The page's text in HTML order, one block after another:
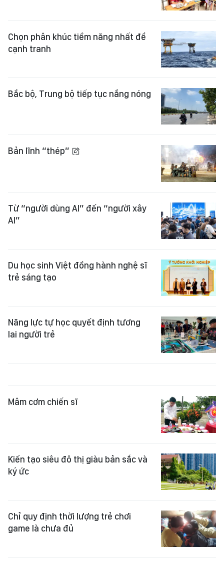
Chọn phân khúc tiềm năng nhất để
cạnh tranh
Bắc bộ, Trung bộ tiếp tục nắng nóng
Bản lĩnh “thép”
Từ “người dùng AI” đến “người xây
AI”
Du học sinh Việt đồng hành nghệ sĩ
trẻ sáng tạo
Năng lực tự học quyết định tương
lai người trẻ
Mâm cơm chiến sĩ
Kiến tạo siêu đô thị giàu bản sắc và
ký ức
Chỉ quy định thời lượng trẻ chơi
game là chưa đủ